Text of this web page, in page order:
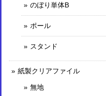
のぼり単体B
ポール
スタンド
紙製クリアファイル
無地